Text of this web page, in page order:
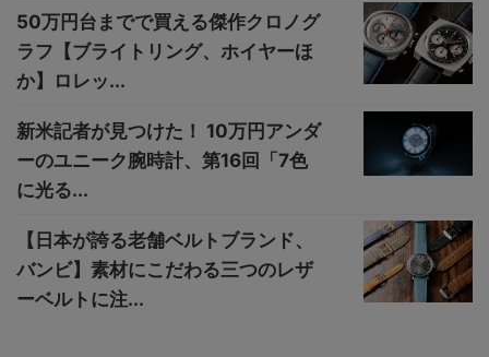
50万円台までで買える傑作クロノグ
ラフ【ブライトリング、ホイヤーほ
か】ロレッ...
新米記者が見つけた！ 10万円アンダ
ーのユニーク腕時計、第16回「7色
に光る...
【日本が誇る老舗ベルトブランド、
バンビ】素材にこだわる三つのレザ
ーベルトに注...